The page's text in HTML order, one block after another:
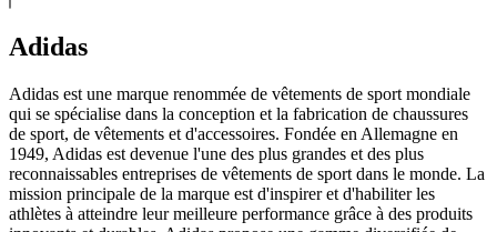
Adidas
Adidas est une marque renommée de vêtements de sport mondiale
qui se spécialise dans la conception et la fabrication de chaussures
de sport, de vêtements et d'accessoires. Fondée en Allemagne en
1949, Adidas est devenue l'une des plus grandes et des plus
reconnaissables entreprises de vêtements de sport dans le monde. La
mission principale de la marque est d'inspirer et d'habiliter les
athlètes à atteindre leur meilleure performance grâce à des produits